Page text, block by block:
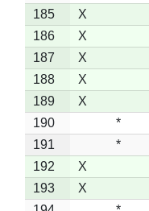
185
X
186
X
187
X
188
X
189
X
190
*
191
*
192
X
193
X